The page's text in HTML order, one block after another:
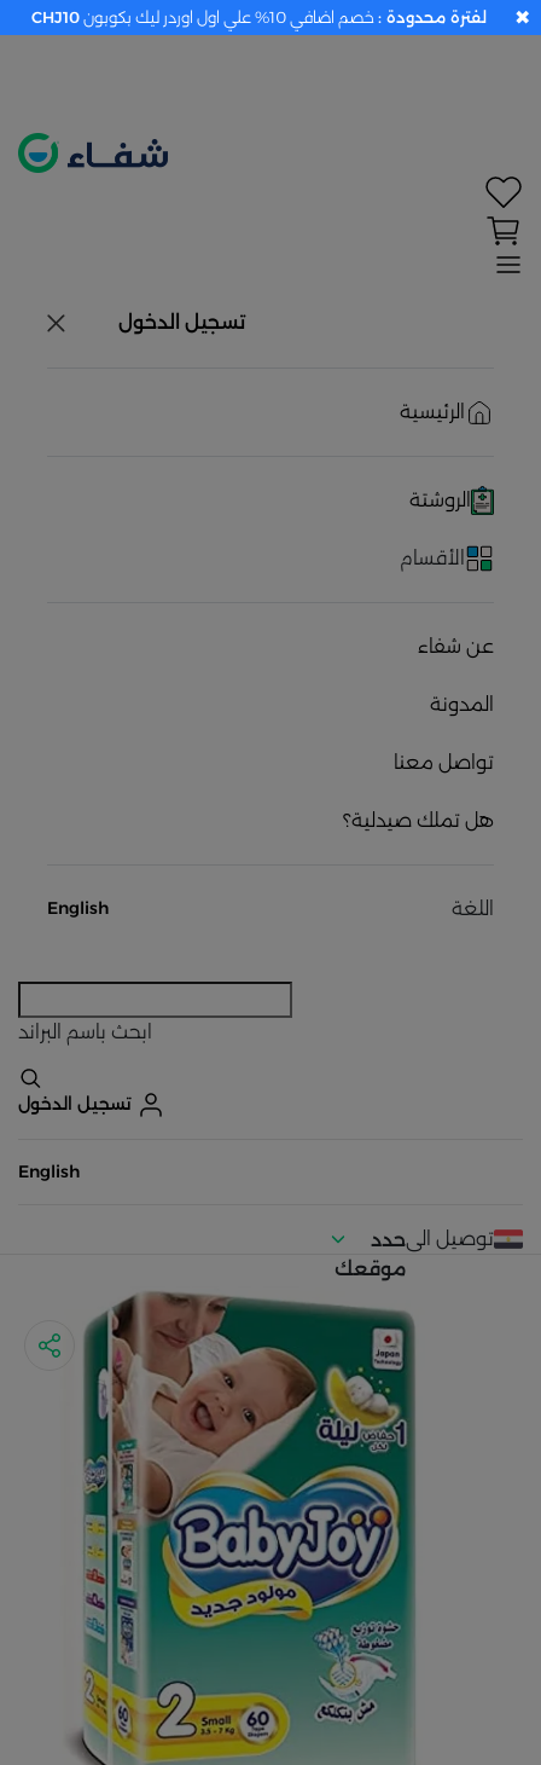
تسجيل الدخول
الرئيسية
الروشتة
الأقسام
عن شفاء
المدونة
تواصل معنا
هل تملك صيدلية؟
اللغة English
ابحث باسم البراند
تسجيل الدخول
English
توصيل الىحدد
موقعك
لفترة محدودة : خصم اضافي 10% علي اول اوردر ليك بكوبون CHJ10 ✖